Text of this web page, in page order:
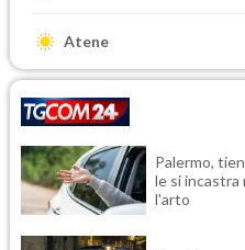
Atene
Palermo,
le si incastra
l'arto